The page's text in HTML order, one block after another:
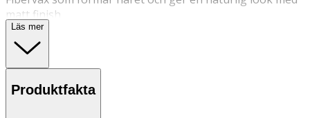
matt finish.
Produktbeskrivning
Lernberger Stafsing
lättarbetathårvax
Formulan innehåller fibrer som hjälper till att skapa
Läs mer
Produktfakta